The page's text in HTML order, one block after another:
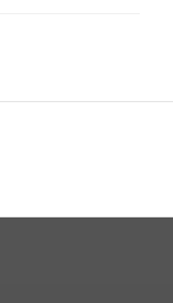
Центрального